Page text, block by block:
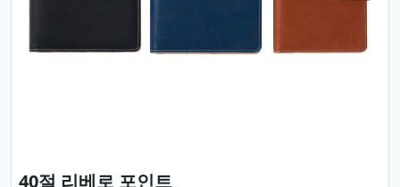
40절 리베로 포인트요약정보 및 구매